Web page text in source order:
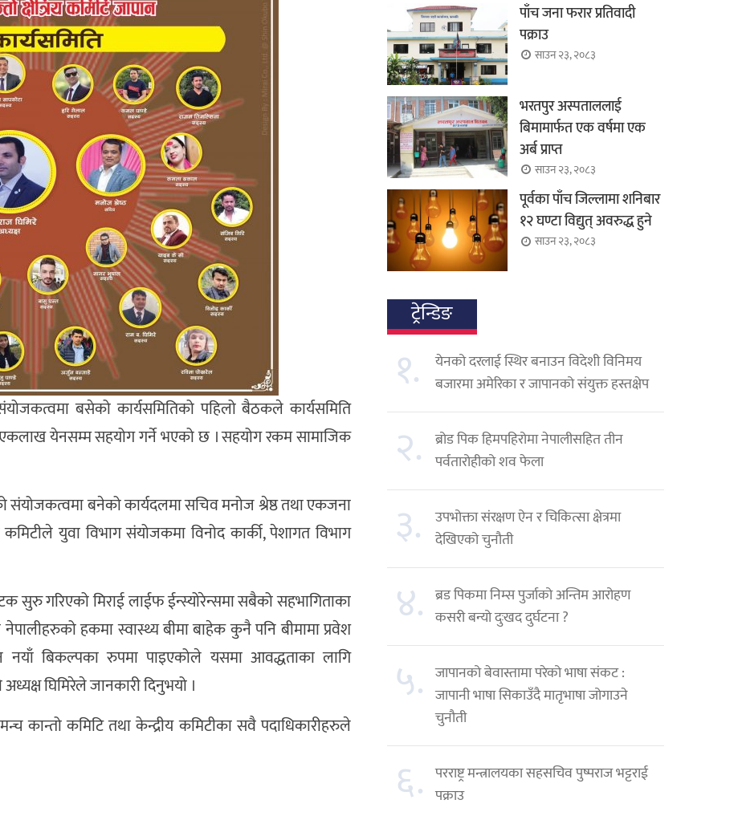
बसेको कार्यसमितिको पहिलो बैठकले कार्यसमिति
येनसम्म सहयोग गर्ने भएको छ । सहयोग रकम सामाजिक
संयोजकत्वमा बनेको कार्यदलमा सचिव मनोज श्रेष्ठ तथा एकजना
युवा विभाग संयोजकमा विनोद कार्की, पेशागत विभाग
सुरु गरिएको मिराई लाईफ ईन्स्योरेन्समा सबैको सहभागिताका
हकमा स्वास्थ्य बीमा बाहेक कुनै पनि बीमामा प्रवेश
नयाँ बिकल्पका रुपमा पाइएकोले यसमा आवद्धताका लागि
घिमिरेले जानकारी दिनुभयो ।
कान्तो कमिटि तथा केन्द्रीय कमिटीका सवै पदाधिकारीहरुले
पाँच जना फरार प्रतिवादी
पक्राउ
साउन २३, २०८३
भरतपुर अस्पताललाई
बिमामार्फत एक वर्षमा एक
अर्ब प्राप्त
साउन २३, २०८३
पूर्वका पाँच जिल्लामा शनिबार
१२ घण्टा विद्युत् अवरुद्ध हुने
साउन २३, २०८३
ट्रेन्डिङ
१.
येनको दरलाई स्थिर बनाउन विदेशी विनिमय
बजारमा अमेरिका र जापानको संयुक्त हस्तक्षेप
२.
ब्रोड पिक हिमपहिरोमा नेपालीसहित तीन
पर्वतारोहीको शव फेला
३.
उपभोक्ता संरक्षण ऐन र चिकित्सा क्षेत्रमा
देखिएको चुनौती
४. ब्रड पिकमा निम्स पुर्जाको अन्तिम आरोहण
कसरी बन्यो दुःखद दुर्घटना ?
५. जापानको बेवास्तामा परेको भाषा संकट :
जापानी भाषा सिकाउँदै मातृभाषा जोगाउने
चुनौती
६. परराष्ट्र मन्त्रालयका सहसचिव पुष्पराज भट्टराई
पक्राउ